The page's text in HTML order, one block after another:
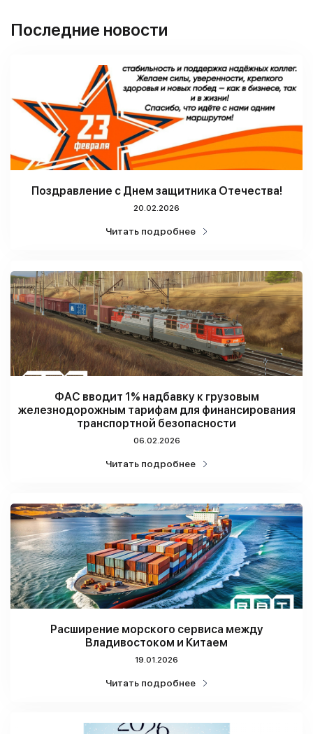
Последние новости
Поздравление с Днем защитника Отечества!
20.02.2026
Читать подробнее
ФАС вводит 1% надбавку к грузовым
железнодорожным тарифам для финансирования
транспортной безопасности
06.02.2026
Читать подробнее
Расширение морского сервиса между
Владивостоком и Китаем
19.01.2026
Читать подробнее